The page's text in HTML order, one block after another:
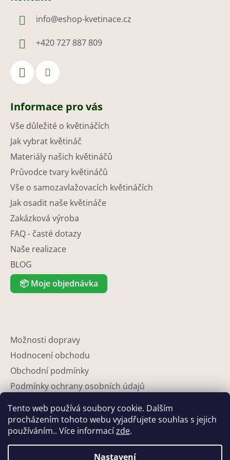
Tento web používá soubory cookie. Dalším
procházením tohoto webu vyjadřujete souhlas s jejich
používáním.. Více informacízde.
Nastavení
info@eshop-kvetinace.cz
+420 727 887 809
Informace pro vás
Vše důležité o květináčích
Jak vybrat květináč
Materiály našich květináčů
Průvodce tvary květináčů
Vše o samozavlažovacích květináčích
Jak osadit naše květináče
Zakázková výroba
FAQ - časté dotazy
Naše realizace
BLOG
📦 Moje objednávka
Možnosti dopravy
Hodnocení obchodu
Obchodní podmínky
Podmínky ochrany osobních údajů
Partneři
Kontakty